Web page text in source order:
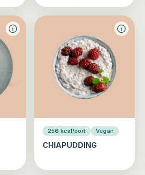
256 kcal/port Vegan
CHIAPUDDING